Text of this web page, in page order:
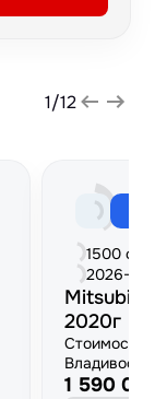
1/12
1500 cm
2026-
2020г
Стоимость
1 590